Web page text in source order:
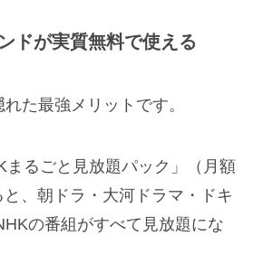
ドが実質無料で使える
た最強メリットです。
まるごと見放題パック」（月額
、朝ドラ・大河ドラマ・ドキ
の番組がすべて見放題にな